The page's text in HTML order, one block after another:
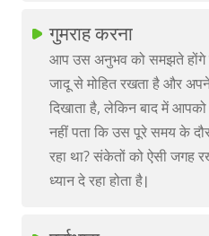
गुमराह करना
आप उस अनुभव को समझते होंगे
जादू से मोहित रखता है और
दिखाता है, लेकिन बाद में
नहीं पता कि उस पूरे समय के
रहा था? संकेतों को ऐसी जगह
ध्यान दे रहा होता है।